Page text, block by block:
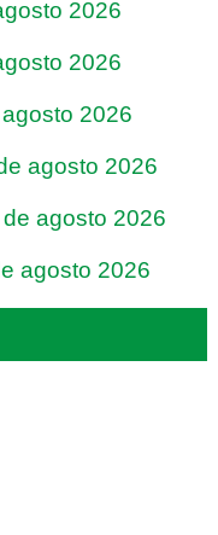
2026
2026
2026
agosto 2026
agosto 2026
agosto 2026